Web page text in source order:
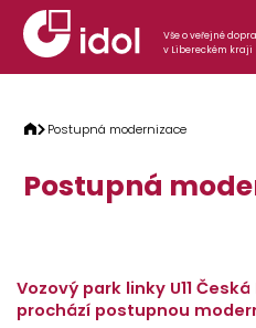
Přeskočit na obsah
Vše o veřejné
v Libereckém kraji
Postupná modernizace
Postupná
Vozový park linky U11
prochází postupnou